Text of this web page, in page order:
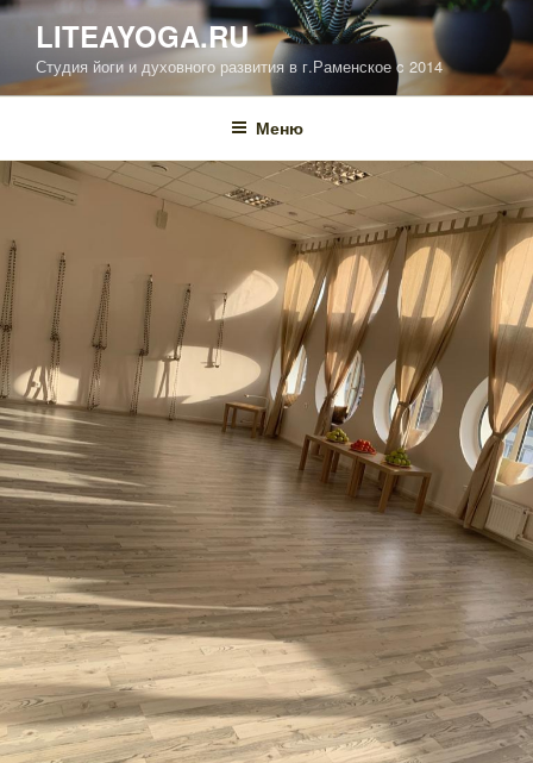
Перейти
содержимому
LITEAYOGA.RU
Студия йоги и духовного развития в г.Раменское c 2014
Меню